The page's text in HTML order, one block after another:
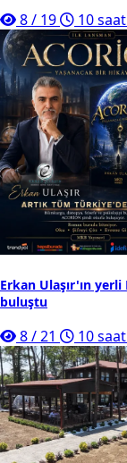
8/ 19 10
Erkan Ulaşır'ın
buluştu
8/21 10